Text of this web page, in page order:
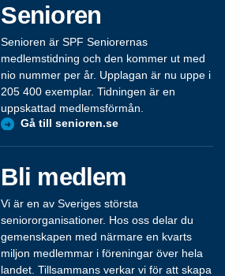
Senioren
Senioren är SPF Seniorernas
medlemstidning och den kommer ut med
nio nummer per år. Upplagan är nu uppe i
205 400 exemplar. Tidningen är en
uppskattad medlemsförmån.
Gå till senioren.se
Bli medlem
Vi är en av Sveriges största
seniororganisationer. Hos oss delar du
gemenskapen med närmare en kvarts
miljon medlemmar i föreningar över hela
landet. Tillsammans verkar vi för att skapa